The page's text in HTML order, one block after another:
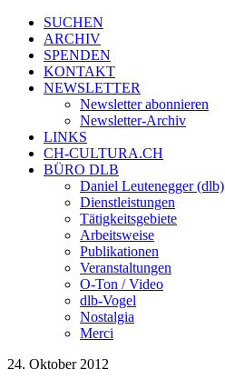
SUCHEN
ARCHIV
SPENDEN
KONTAKT
NEWSLETTER
Newsletter abonnieren
Newsletter-Archiv
LINKS
CH-CULTURA.CH
BÜRO DLB
Daniel Leutenegger (dlb)
Dienstleistungen
Tätigkeitsgebiete
Arbeitsweise
Publikationen
Veranstaltungen
O-Ton / Video
dlb-Vogel
Nostalgia
Merci
24. Oktober 2012